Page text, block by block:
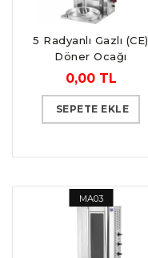
5 Radyanlı Gazlı (CE)
Döner Ocağı
0,00 TL
SEPETE EKLE
MA03